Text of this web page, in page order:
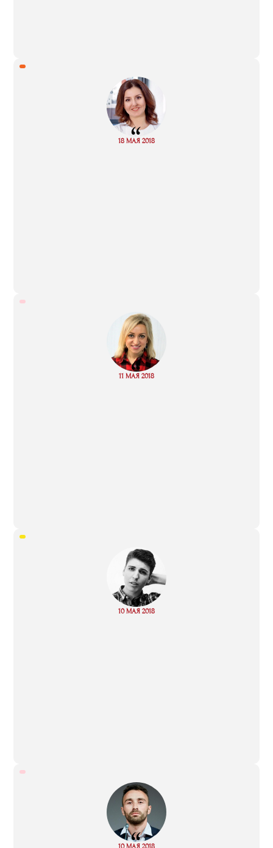
“
18 МАЯ 2018
Read
“
11 МАЯ 2018
Read
“
10 МАЯ 2018
Read
10 МАЯ 2018
Read